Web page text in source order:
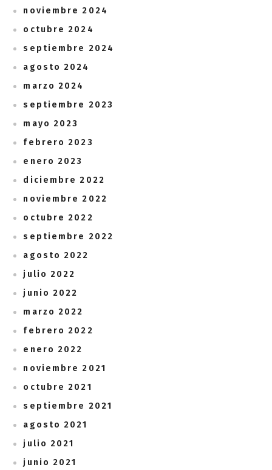
noviembre 2024
octubre 2024
septiembre 2024
agosto 2024
marzo 2024
septiembre 2023
mayo 2023
febrero 2023
enero 2023
diciembre 2022
noviembre 2022
octubre 2022
septiembre 2022
agosto 2022
julio 2022
junio 2022
marzo 2022
febrero 2022
enero 2022
noviembre 2021
octubre 2021
septiembre 2021
agosto 2021
julio 2021
junio 2021